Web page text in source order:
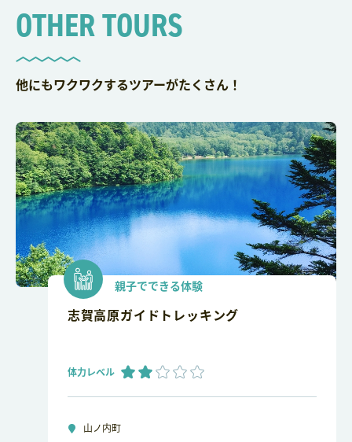
OTHER TOURS
他にもワクワクするツアーがたくさん！
親子でできる体験
志賀高原ガイドトレッキング
体力レベル
山ノ内町